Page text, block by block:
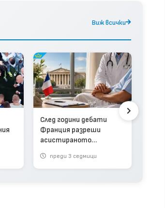
Виж всички
След години дебати
Франция разреши
асистираното
преди 3 седмици